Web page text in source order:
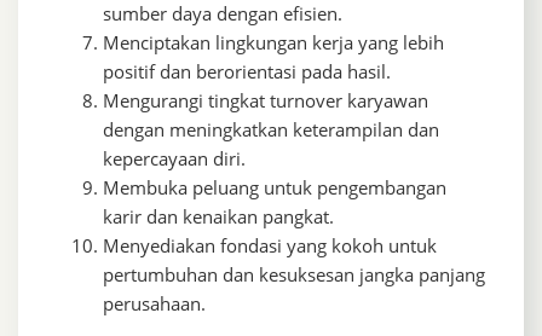
sumber daya dengan efisien.
Menciptakan lingkungan kerja yang lebih
positif dan berorientasi pada hasil.
Mengurangi tingkat turnover karyawan
dengan meningkatkan keterampilan dan
kepercayaan diri.
Membuka peluang untuk pengembangan
karir dan kenaikan pangkat.
Menyediakan fondasi yang kokoh untuk
pertumbuhan dan kesuksesan jangka panjang
perusahaan.